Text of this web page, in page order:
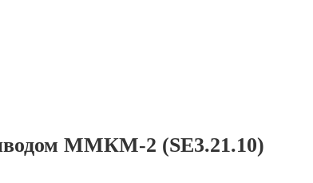
ММКМ-2 (SE3.21.10)